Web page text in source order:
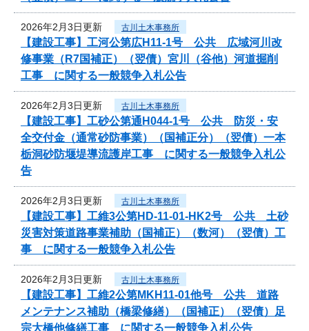
2026年2月3日更新 古川土木事務所
【建設工事】工河公第広H11-1号 公共 広域河川改
修事業（R7国補正）（翌債）宮川（谷他）河道掘削
工事 に関する一般競争入札公告
2026年2月3日更新 古川土木事務所
【建設工事】工砂公第通H044-1号 公共 防災・安
全交付金（通常砂防事業）（国補正分）（翌債）一本
栃洞砂防堰堤導流護岸工事 に関する一般競争入札公
告
2026年2月3日更新 古川土木事務所
【建設工事】工維3公第HD-11-01-HK2号 公共 土砂
災害対策道路事業補助（国補正）（数河）（翌債）工
事 に関する一般競争入札公告
2026年2月3日更新 古川土木事務所
【建設工事】工維2公第MKH11-01他号 公共 道路
メンテナンス補助（橋梁修繕）（国補正）（翌債）足
宗大橋他修繕工事 に関する一般競争入札公告